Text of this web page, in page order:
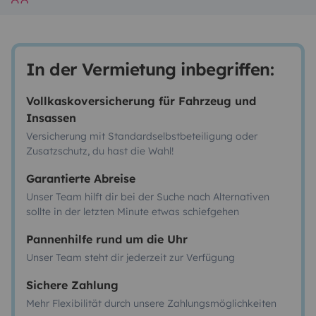
In der Vermietung inbegriffen:
Vollkaskoversicherung für Fahrzeug und
Insassen
Versicherung mit Standardselbstbeteiligung oder
Zusatzschutz, du hast die Wahl!
Garantierte Abreise
Unser Team hilft dir bei der Suche nach Alternativen
sollte in der letzten Minute etwas schiefgehen
Pannenhilfe rund um die Uhr
Unser Team steht dir jederzeit zur Verfügung
Sichere Zahlung
Mehr Flexibilität durch unsere Zahlungsmöglichkeiten